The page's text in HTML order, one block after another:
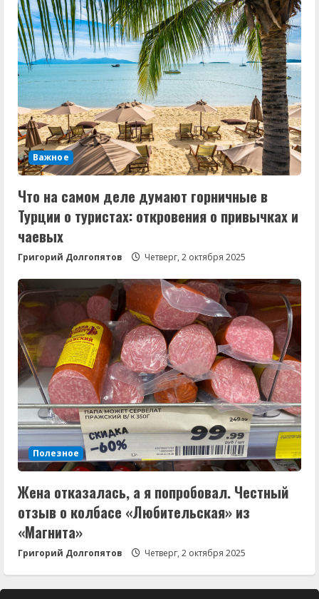
Важное
Что на самом деле думают горничные в
Турции о туристах: откровения о привычках и
чаевых
Григорий Долгопятов Четверг, 2 октября 2025
Полезное
Жена отказалась, а я попробовал. Честный
отзыв о колбасе «Любительская» из
«Магнита»
Григорий Долгопятов Четверг, 2 октября 2025